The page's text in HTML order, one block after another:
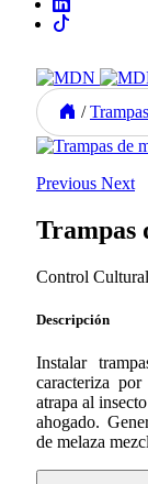
/
Previous Next
Trampas
Control Cultural
Descripción
Instalar
caracteriza
atrapa al
ahogado.
de melaza